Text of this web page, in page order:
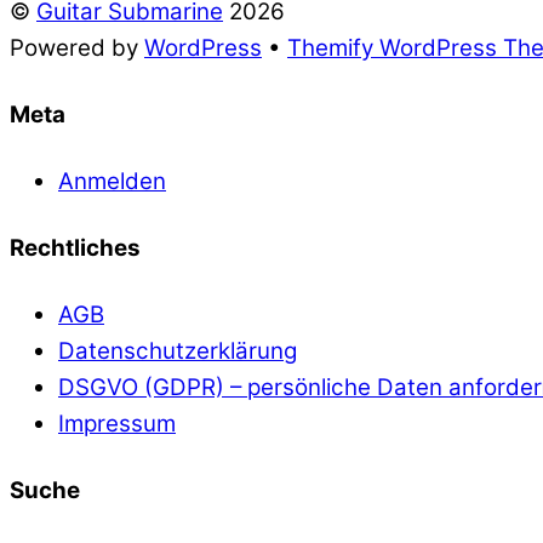
© Guitar Submarine 2026
Powered by WordPress • Themify WordPress
Meta
Anmelden
Rechtliches
AGB
Datenschutzerklärung
DSGVO (GDPR) – persönliche Daten
Impressum
Suche